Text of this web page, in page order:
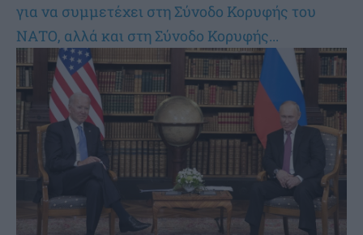
για να συμμετέχει στη Σύνοδο Κορυφής του
ΝΑΤΟ, αλλά και στη Σύνοδο Κορυφής...